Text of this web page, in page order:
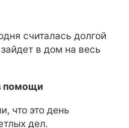
считалась долгой
в дом на весь
помощи
что это день
дел.